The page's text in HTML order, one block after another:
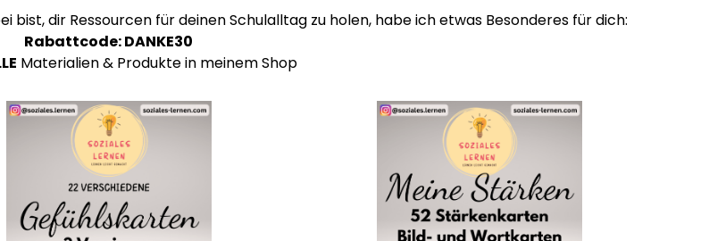
dir Ressourcen für deinen Schulalltag zu holen, habe ich etwas Besonderes für dich:
Rabattcode: DANKE30
Materialien & Produkte in meinem Shop